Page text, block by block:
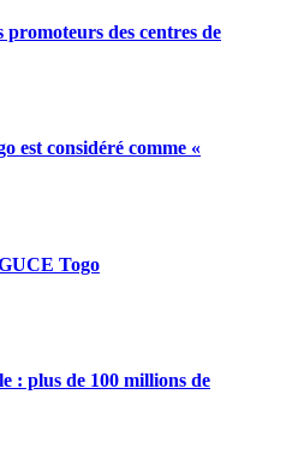
promoteurs des centres de
est considéré comme «
Togo
: plus de 100 millions de